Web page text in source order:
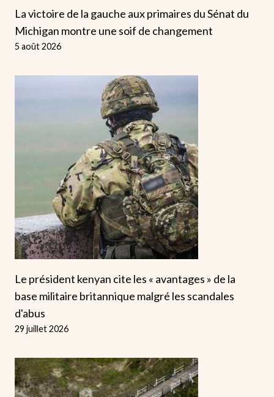
La victoire de la gauche aux primaires du Sénat du
Michigan montre une soif de changement
5 août 2026
Le président kenyan cite les « avantages » de la
base militaire britannique malgré les scandales
d'abus
29 juillet 2026